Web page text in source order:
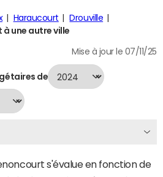
Haraucourt
Drouville
une autre ville
Mise à jour le 07/11/25
de
s'évalue en fonction de